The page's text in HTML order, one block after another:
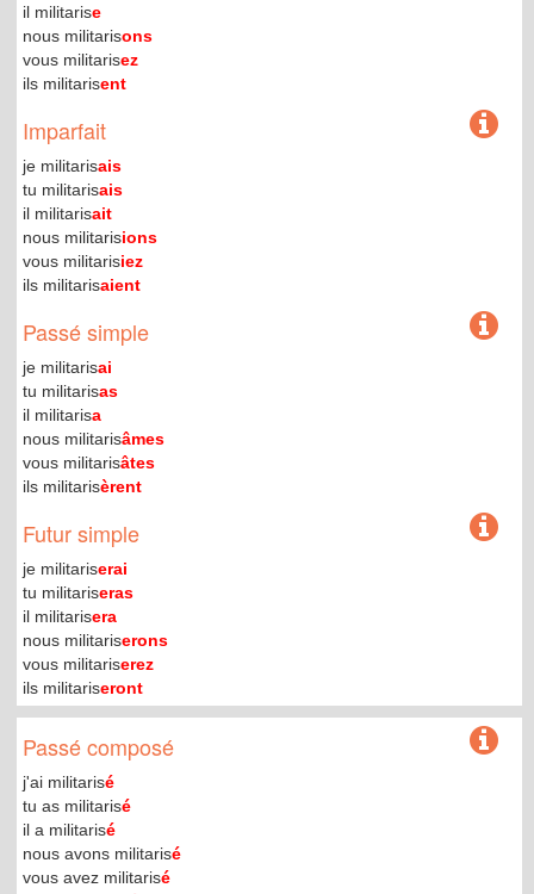
il militarise
nous militarisons
vous militarisez
ils militarisent
Imparfait
je militarisais
tu militarisais
il militarisait
nous militarisions
vous militarisiez
ils militarisaient
Passé simple
je militarisai
tu militarisas
il militarisa
nous militarisâmes
vous militarisâtes
ils militarisèrent
Futur simple
je militariserai
tu militariseras
il militarisera
nous militariserons
vous militariserez
ils militariseront
Passé composé
j'ai militarisé
tu as militarisé
il a militarisé
nous avons militarisé
vous avez militarisé